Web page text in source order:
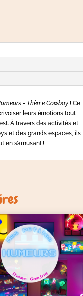
- Thème Cowboy! Ce
leurs émotions tout
À travers des activités et
et des grands espaces, ils
en s’amusant !